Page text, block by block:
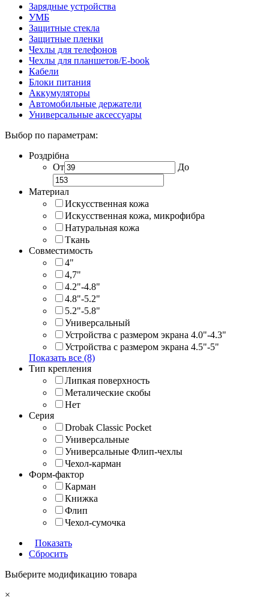
Зарядные устройства
УМБ
Защитные стекла
Защитные пленки
Чехлы для телефонов
Чехлы для планшетов/E-book
Кабели
Блоки питания
Аккумуляторы
Автомобильные держатели
Универсальные аксессуары
Выбор по параметрам:
Роздрібна
От
До
Материал
Искусственная кожа
Искусственная кожа, микрофибра
Натуральная кожа
Ткань
Совместимость
4"
4,7"
4.2"-4.8"
4.8"-5.2"
5.2"-5.8"
Универсальный
Устройства с размером экрана 4.0"-4.3"
Устройства с размером экрана 4.5"-5"
Показать все (8)
Тип крепления
Липкая поверхность
Металические скобы
Нет
Серия
Drobak Classic Pocket
Универсальные
Универсальные Флип-чехлы
Чехол-карман
Форм-фактор
Карман
Книжка
Флип
Чехол-сумочка
Показать
Сбросить
Выберите модификацию товара
×